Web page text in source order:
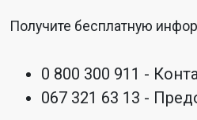
Получите бесплатную
0 800 300 911 -
067 321 63 13 -